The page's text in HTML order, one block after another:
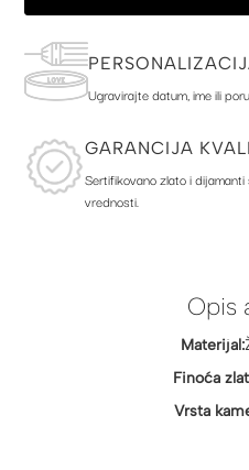
Ugravirajte datum, ime ili
GARANCIJA
Sertifikovano zlato i
vrednosti.
Opis
Materijal:
Finoća
Vrsta